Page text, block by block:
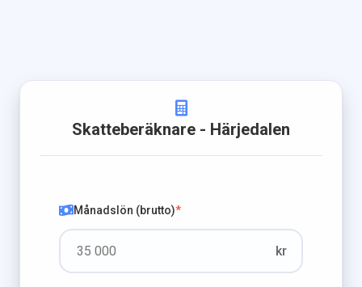
Skatteberäknare - Härjedalen
Månadslön (brutto)*
kr